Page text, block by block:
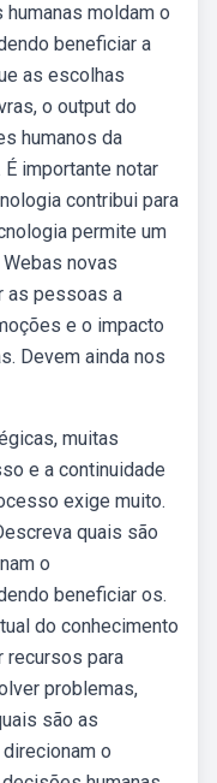
moldam o
beneficiar a
as escolhas
o output do
humanos da
importante notar
contribui para
permite um
novas
as pessoas a
e o impacto
Devem ainda nos
muitas
e a continuidade
exige muito.
quais são
o
beneficiar os.
do conhecimento
recursos para
problemas,
são as
o